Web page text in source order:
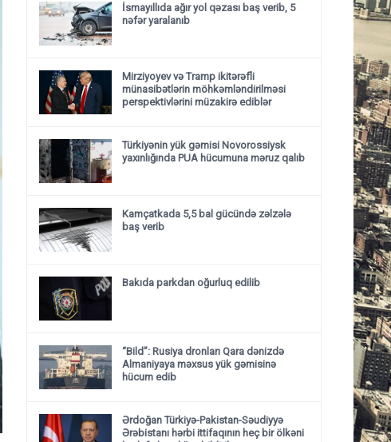
İsmayıllıda ağır yol qəzası baş verib, 5
nəfər yaralanıb
Mirziyoyev və Tramp ikitərəfli
münasibətlərin möhkəmləndirilməsi
perspektivlərini müzakirə ediblər
Türkiyənin yük gəmisi Novorossiysk
yaxınlığında PUA hücumuna məruz qalıb
Kamçatkada 5,5 bal gücündə zəlzələ
baş verib
Bakıda parkdan oğurluq edilib
“Bild”: Rusiya dronları Qara dənizdə
Almaniyaya məxsus yük gəmisinə
hücum edib
Ərdoğan Türkiyə-Pakistan-Səudiyyə
Ərəbistanı hərbi ittifaqının heç bir ölkəni